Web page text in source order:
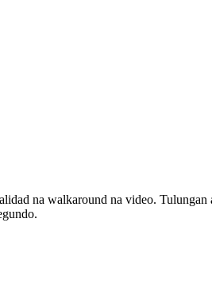
na walkaround na video.